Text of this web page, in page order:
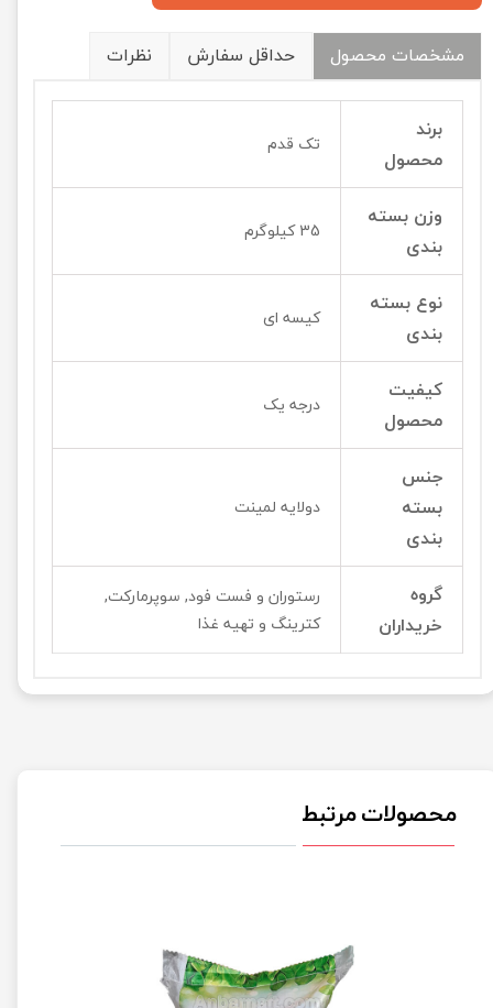
مشخصات محصول حداقل سفارش نظرات
برند
محصول
تک قدم
وزن بسته
بندی
35 کیلوگرم
نوع بسته
بندی
کیسه ای
کیفیت
محصول
درجه یک
جنس
بسته
بندی
دولایه لمینت
گروه
خریداران
رستوران و فست فود, سوپرمارکت,
کترینگ و تهیه غذا
محصولات مرتبط